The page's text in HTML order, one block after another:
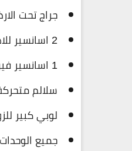
جراج تحت الارض 3
2 اسانسير للاداري بمدخل خاص
1 اسانسير فيو بانورامي للوحدات الفندقية بمدخل خاص
سلالم
لوبي كبير
جميع